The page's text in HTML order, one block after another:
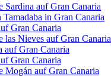
Sardina auf Gran Canaria
in Gran Canaria
Gran Canaria
las Nieves auf Gran Canaria
auf Gran Canaria
Gran Canaria
Mogán auf Gran Canaria